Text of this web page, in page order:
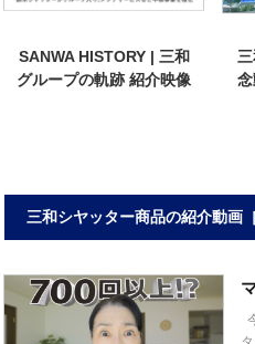
SANWA HISTORY | 三和
グループの軌跡 紹介映像
三和シヤッター商品の紹介動画